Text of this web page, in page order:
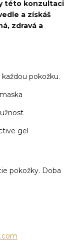
této konzultaci
a získáš
zdravá a
pokožku.
gel
pokožky. Doba